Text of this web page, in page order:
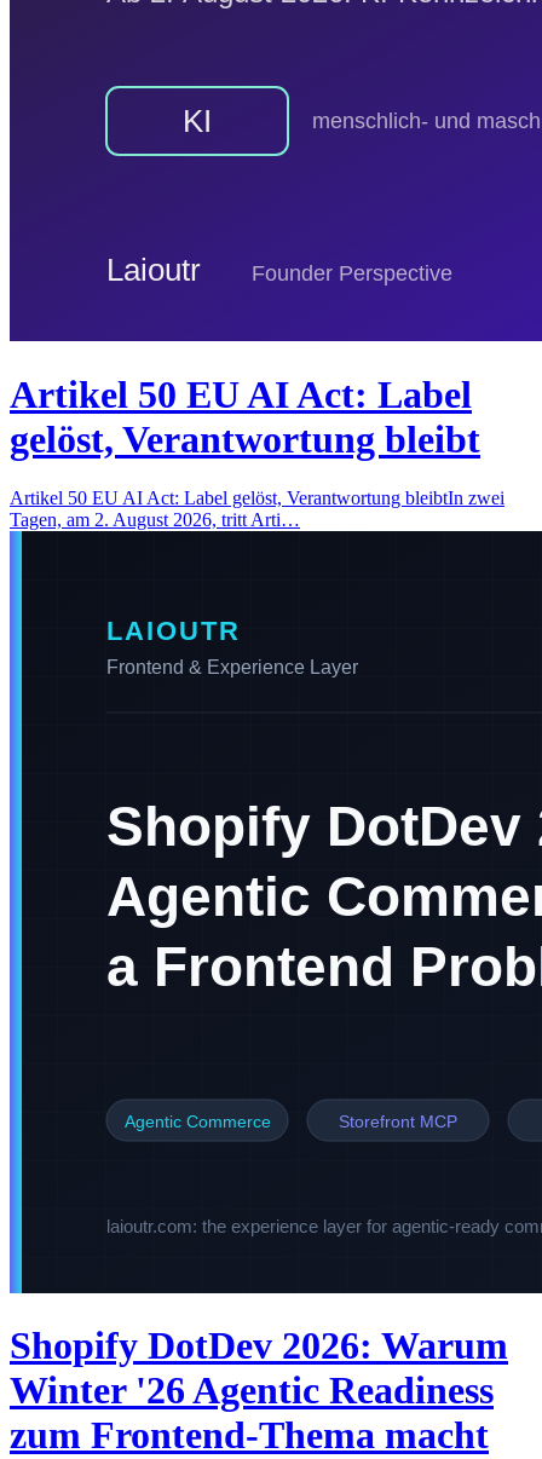
Artikel 50 EU AI Act: Label
gelöst, Verantwortung bleibt
Artikel 50 EU AI Act: Label gelöst, Verantwortung bleibtIn zwei
Tagen, am 2. August 2026, tritt Arti…
Shopify DotDev 2026: Warum
Winter '26 Agentic Readiness
zum Frontend-Thema macht